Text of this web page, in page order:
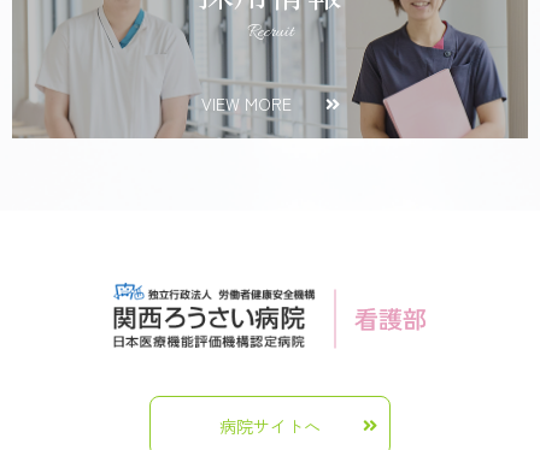
Recruit
VIEW MORE
病院サイトへ